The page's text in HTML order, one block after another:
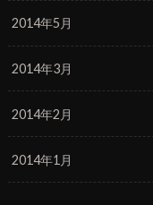
2014年5月
2014年3月
2014年2月
2014年1月